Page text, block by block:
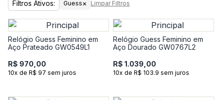
Filtros Ativos: Guess× Limpar Filtros
Relógio Guess Feminino em
Aço Prateado GW0549L1
R$ 970,00
10x de R$ 97 sem juros
Relógio Guess Feminino em
Aço Dourado GW0767L2
R$ 1.039,00
10x de R$ 103.9 sem juros